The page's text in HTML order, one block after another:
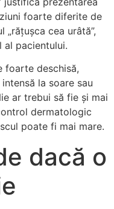
foarte diferite de
cea urâtă”,
al pacientului.
foarte deschisă,
la soare sau
ar trebui să fie și mai
dermatologic
poate fi mai mare.
dacă o